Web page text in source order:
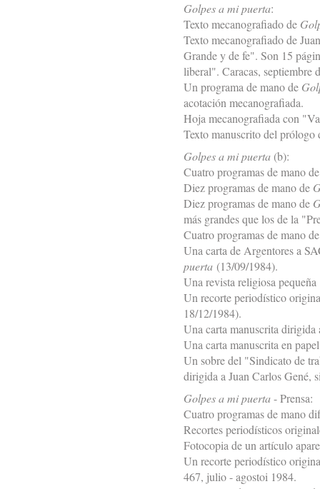
Golpes a mi puerta:
Texto mecanografiado de
Texto mecanografiado de
Grande y de fe". Son 15
liberal". Caracas, septiembre
Un programa de mano de
acotación mecanografiada.
Hoja mecanografiada con
Texto manuscrito del prólogo
Golpes a mi puerta (b):
Cuatro programas de mano
Diez programas de mano de
Diez programas de mano de
más grandes que los de la
Cuatro programas de mano
Una carta de Argentores a
puerta (13/09/1984).
Una revista religiosa
Un recorte periodístico
18/12/1984).
Una carta manuscrita
Una carta manuscrita en
Un sobre del "Sindicato de
dirigida a Juan Carlos Gené,
Golpes a mi puerta- Prensa:
Cuatro programas de mano
Recortes periodísticos
Fotocopia de un artículo
Un recorte periodístico
467, julio - agostoi 1984.